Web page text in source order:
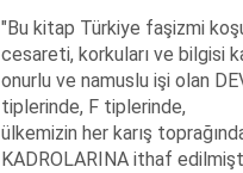
"Bu kitap Türkiye faşizmi
cesareti, korkuları ve bilgisi
onurlu ve namuslu işi olan
tiplerinde, F tiplerinde,
ülkemizin her karış
KADROLARINA ithaf